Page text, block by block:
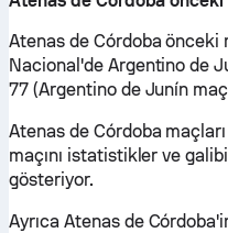
Atenas de Córdoba önceki
Nacional'de Argentino de
77 (Argentino de Junín
Atenas de Córdoba
maçını istatistikler ve
gösteriyor.
Ayrıca Atenas de